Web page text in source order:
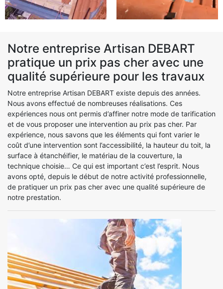
Notre entreprise Artisan DEBART
pratique un prix pas cher avec une
qualité supérieure pour les travaux
Notre entreprise Artisan DEBART existe depuis des années.
Nous avons effectué de nombreuses réalisations. Ces
expériences nous ont permis d’affiner notre mode de tarification
et de vous proposer une intervention au prix pas cher. Par
expérience, nous savons que les éléments qui font varier le
coût d’une intervention sont l’accessibilité, la hauteur du toit, la
surface à étanchéifier, le matériau de la couverture, la
technique choisie… Ce qui est important c’est l’esprit. Nous
avons opté, depuis le début de notre activité professionnelle,
de pratiquer un prix pas cher avec une qualité supérieure de
notre prestation.